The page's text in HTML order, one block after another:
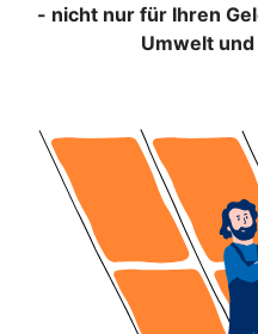
- nicht nur für Ihren
Umwelt